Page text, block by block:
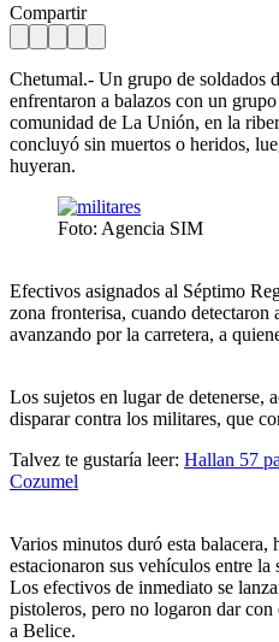
Compartir
Chetumal.- Un grupo de soldados
enfrentaron a balazos con un
comunidad de La Unión, en la
concluyó sin muertos o heridos,
huyeran.
Foto: Agencia SIM
Efectivos asignados al Séptimo
zona fronterisa, cuando detectaron
avanzando por la carretera, a
Los sujetos en lugar de detenerse,
disparar contra los militares, que
Talvez te gustaría leer: Hallan 57
Cozumel
Varios minutos duró esta balacera,
estacionaron sus vehículos entre
Los efectivos de inmediato se
pistoleros, pero no logaron dar
a Belice.